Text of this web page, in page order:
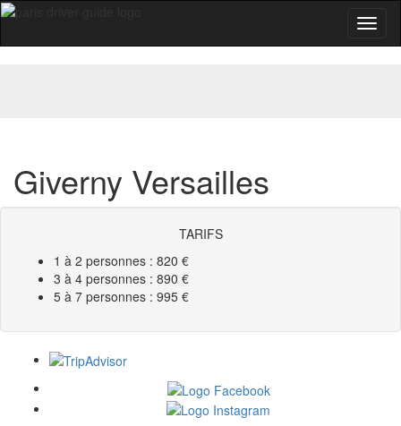
Giverny Versailles
TARIFS
1 à 2 personnes : 820 €
3 à 4 personnes : 890 €
5 à 7 personnes : 995 €